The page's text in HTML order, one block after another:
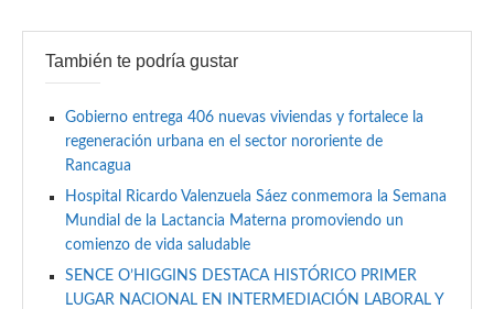
También te podría gustar
Gobierno entrega 406 nuevas viviendas y fortalece la
regeneración urbana en el sector nororiente de
Rancagua
Hospital Ricardo Valenzuela Sáez conmemora la Semana
Mundial de la Lactancia Materna promoviendo un
comienzo de vida saludable
SENCE O’HIGGINS DESTACA HISTÓRICO PRIMER
LUGAR NACIONAL EN INTERMEDIACIÓN LABORAL Y